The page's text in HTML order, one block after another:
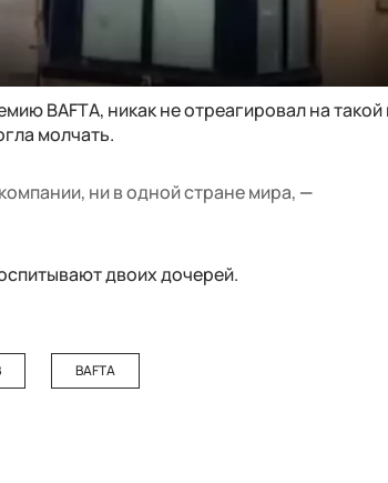
BAFTA, никак не отреагировал на такой
молчать.
ни в одной стране мира, —
двоих дочерей.
BAFTA